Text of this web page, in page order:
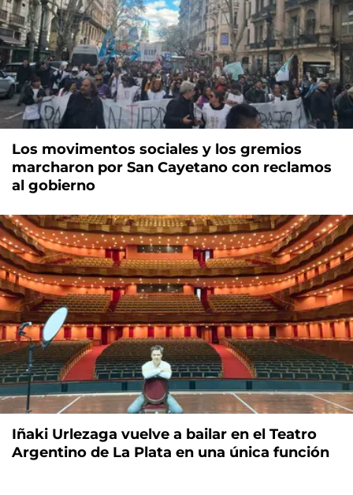
Los movimentos sociales y los gremios
marcharon por San Cayetano con reclamos
al gobierno
Iñaki Urlezaga vuelve a bailar en el Teatro
Argentino de La Plata en una única función